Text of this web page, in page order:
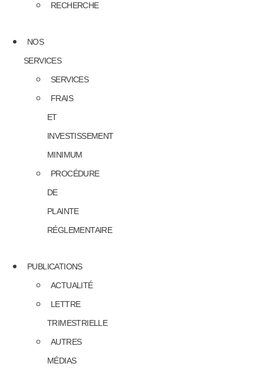
RECHERCHE
NOS
SERVICES
SERVICES
FRAIS
ET
INVESTISSEMENT
MINIMUM
PROCÉDURE
DE
PLAINTE
RÉGLEMENTAIRE
PUBLICATIONS
ACTUALITÉ
LETTRE
TRIMESTRIELLE
AUTRES
MÉDIAS